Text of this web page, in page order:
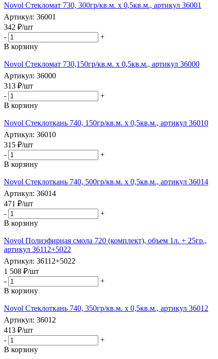
Novol Стекломат 730, 300гр/кв.м. x 0,5кв.м., артикул 36001
Артикул: 36001
342 ₽/шт
-
+
В корзину
Novol Стекломат 730,150гр/кв.м. x 0,5кв.м., артикул 36000
Артикул: 36000
313 ₽/шт
-
+
В корзину
Novol Стеклоткань 740, 150гр/кв.м. x 0,5кв.м., артикул 36010
Артикул: 36010
315 ₽/шт
-
+
В корзину
Novol Стеклоткань 740, 500гр/кв.м. x 0,5кв.м., артикул 36014
Артикул: 36014
471 ₽/шт
-
+
В корзину
Novol Полиэфирная смола 720 (комплект), объем 1л. + 25гр.,
артикул 36112+5022
Артикул: 36112+5022
1 508 ₽/шт
-
+
В корзину
Novol Стеклоткань 740, 350гр/кв.м. x 0,5кв.м., артикул 36012
Артикул: 36012
413 ₽/шт
-
+
В корзину